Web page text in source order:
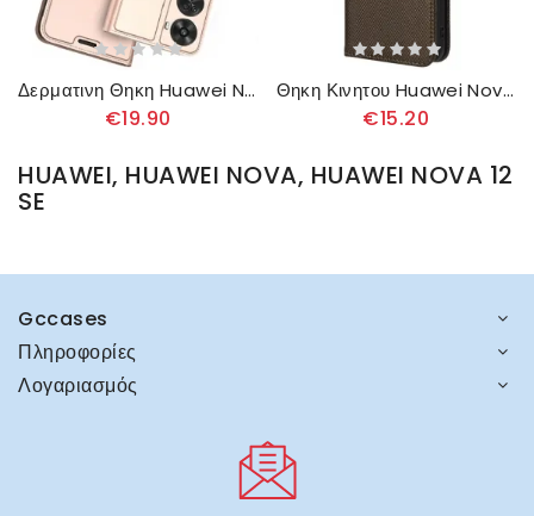
Δερματινη Θηκη Huawei Nova 12 Se Κάτοχος Κάρτας Σιλικόνης
€19.90
Θηκη Κινητου Huawei Nova 12 Se Λουράκι Με Κουκκίδες
€15.20
HUAWEI, HUAWEI NOVA, HUAWEI NOVA 12
SE
Gccases
Πληροφορίες
Λογαριασμός